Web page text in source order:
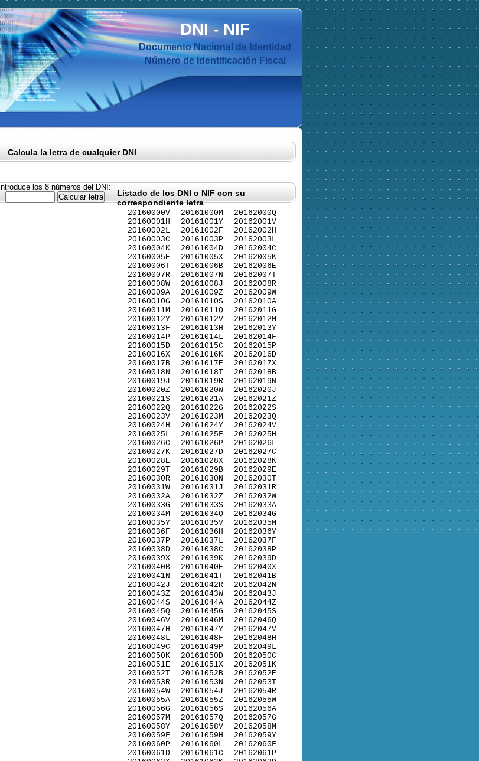
DNI-NIF
Documento Nacional de Identidad
Número de Identificación Fiscal
Calcula la letra de cualquier DNI
Introduce los 8 números del DNI:
Listado de los DNI o NIF con su
correspondiente letra
20160000V
20160001H
20160002L
20160003C
20160004K
20160005E
20160006T
20160007R
20160008W
20160009A
20160010G
20160011M
20160012Y
20160013F
20160014P
20160015D
20160016X
20160017B
20160018N
20160019J
20160020Z
20160021S
20160022Q
20160023V
20160024H
20160025L
20160026C
20160027K
20160028E
20160029T
20160030R
20160031W
20160032A
20160033G
20160034M
20160035Y
20160036F
20160037P
20160038D
20160039X
20160040B
20160041N
20160042J
20160043Z
20160044S
20160045Q
20160046V
20160047H
20160048L
20160049C
20160050K
20160051E
20160052T
20160053R
20160054W
20160055A
20160056G
20160057M
20160058Y
20160059F
20160060P
20160061D
20161000M
20161001Y
20161002F
20161003P
20161004D
20161005X
20161006B
20161007N
20161008J
20161009Z
20161010S
20161011Q
20161012V
20161013H
20161014L
20161015C
20161016K
20161017E
20161018T
20161019R
20161020W
20161021A
20161022G
20161023M
20161024Y
20161025F
20161026P
20161027D
20161028X
20161029B
20161030N
20161031J
20161032Z
20161033S
20161034Q
20161035V
20161036H
20161037L
20161038C
20161039K
20161040E
20161041T
20161042R
20161043W
20161044A
20161045G
20161046M
20161047Y
20161048F
20161049P
20161050D
20161051X
20161052B
20161053N
20161054J
20161055Z
20161056S
20161057Q
20161058V
20161059H
20161060L
20161061C
20162000Q
20162001V
20162002H
20162003L
20162004C
20162005K
20162006E
20162007T
20162008R
20162009W
20162010A
20162011G
20162012M
20162013Y
20162014F
20162015P
20162016D
20162017X
20162018B
20162019N
20162020J
20162021Z
20162022S
20162023Q
20162024V
20162025H
20162026L
20162027C
20162028K
20162029E
20162030T
20162031R
20162032W
20162033A
20162034G
20162035M
20162036Y
20162037F
20162038P
20162039D
20162040X
20162041B
20162042N
20162043J
20162044Z
20162045S
20162046Q
20162047V
20162048H
20162049L
20162050C
20162051K
20162052E
20162053T
20162054R
20162055W
20162056A
20162057G
20162058M
20162059Y
20162060F
20162061P